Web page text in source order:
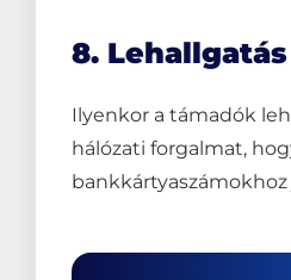
8. Lehallgatás
Ilyenkor a támadók
hálózati forgalmat,
bankkártyaszámokhoz